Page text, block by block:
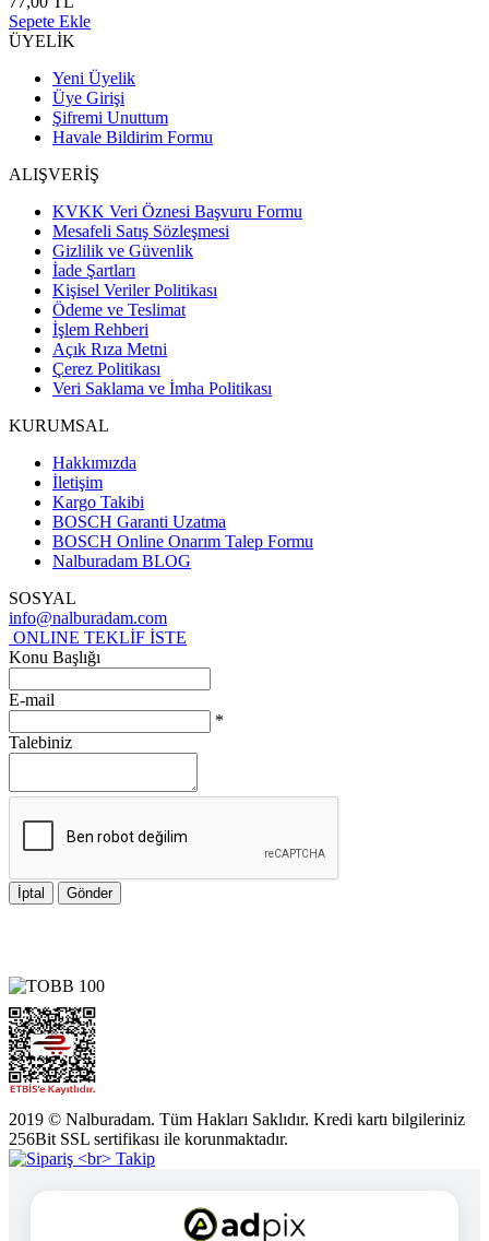
Sepete Ekle
ÜYELİK
Yeni Üyelik
Üye Girişi
Şifremi Unuttum
Havale Bildirim Formu
ALIŞVERİŞ
KVKK Veri Öznesi Başvuru Formu
Mesafeli Satış Sözleşmesi
Gizlilik ve Güvenlik
İade Şartları
Kişisel Veriler Politikası
Ödeme ve Teslimat
İşlem Rehberi
Açık Rıza Metni
Çerez Politikası
Veri Saklama ve İmha Politikası
KURUMSAL
Hakkımızda
İletişim
Kargo Takibi
BOSCH Garanti Uzatma
BOSCH Online Onarım Talep Formu
Nalburadam BLOG
SOSYAL
info@nalburadam.com
ONLINE TEKLİF İSTE
Konu Başlığı
E-mail
*
Talebiniz
İptal Gönder
2019 © Nalburadam. Tüm Hakları Saklıdır. Kredi kartı bilgileriniz
256Bit SSL sertifikası ile korunmaktadır.